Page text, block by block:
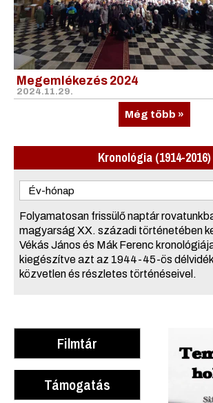
Filmtár
Támogatás
Megemlékezés 2024
2024.11.29.
Még több »
Kronológia (1914-2016)
Folyamatosan frissülő naptár
magyarság XX. századi történetében
Vékás János és Mák Ferenc
kiegészítve azt az 1944-45-ös
közvetlen és részletes történéseivel.